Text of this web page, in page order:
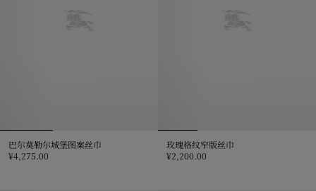
巴尔莫勒尔城堡图案丝巾
¥4,275.00
玫瑰格纹窄版丝巾
¥2,200.00